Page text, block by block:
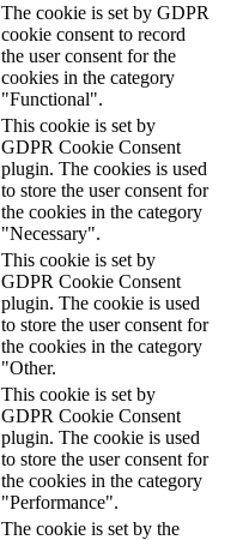
The cookie is set by GDPR
cookie consent to record
the user consent for the
cookies in the category
"Functional".
This cookie is set by
GDPR Cookie Consent
plugin. The cookies is used
to store the user consent for
the cookies in the category
"Necessary".
This cookie is set by
GDPR Cookie Consent
plugin. The cookie is used
to store the user consent for
the cookies in the category
"Other.
This cookie is set by
GDPR Cookie Consent
plugin. The cookie is used
to store the user consent for
the cookies in the category
"Performance".
The cookie is set by the